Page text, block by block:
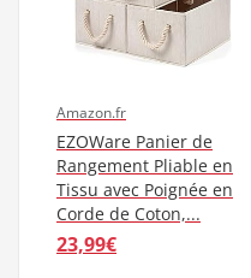
Amazon.fr
EZOWare Panier de
Rangement Pliable en
Tissu avec Poignée en
Corde de Coton,...
23,99€